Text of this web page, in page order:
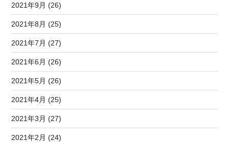
2021年9月 (26)
2021年8月 (25)
2021年7月 (27)
2021年6月 (26)
2021年5月 (26)
2021年4月 (25)
2021年3月 (27)
2021年2月 (24)